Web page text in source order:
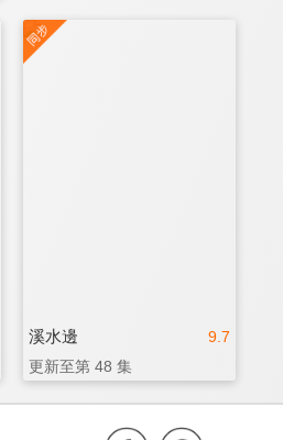
9.7
溪水邊
更新至第 48 集